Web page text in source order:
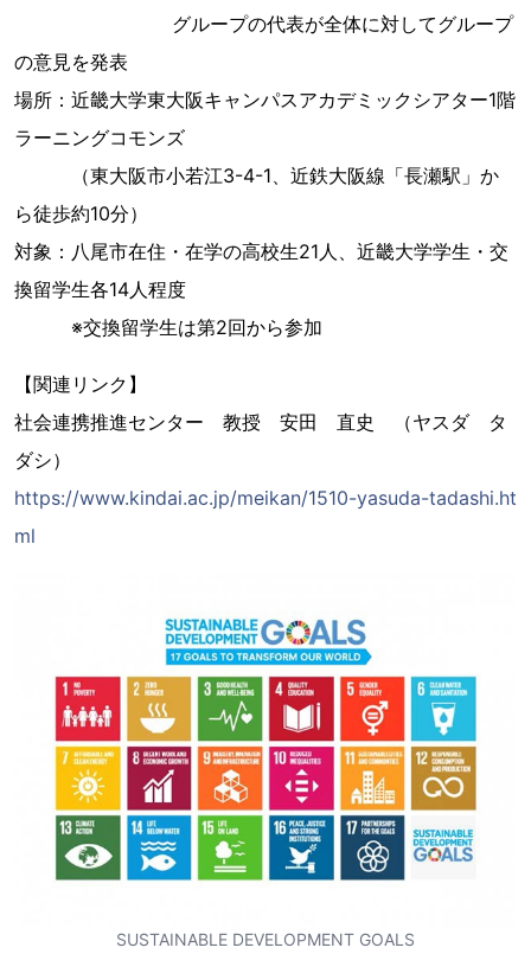
グループの代表が全体に対してグループ
の意見を発表
場所：近畿大学東大阪キャンパスアカデミックシアター1階
ラーニングコモンズ
（東大阪市小若江3-4-1、近鉄大阪線「長瀬駅」か
ら徒歩約10分）
対象：八尾市在住・在学の高校生21人、近畿大学学生・交
換留学生各14人程度
※交換留学生は第2回から参加
【関連リンク】
社会連携推進センター 教授 安田 直史 （ヤスダ タ
ダシ）
https://www.kindai.ac.jp/meikan/1510-yasuda-tadashi.ht
ml
SUSTAINABLE DEVELOPMENT GOALS